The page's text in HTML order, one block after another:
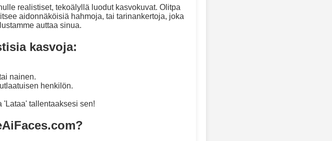
realistiset, tekoälyllä luodut kasvokuvat. Olitpa
aidonnäköisiä hahmoja, tai tarinankertoja, joka
auttaa sinua.
kasvoja:
nainen.
henkilön.
tallentaaksesi sen!